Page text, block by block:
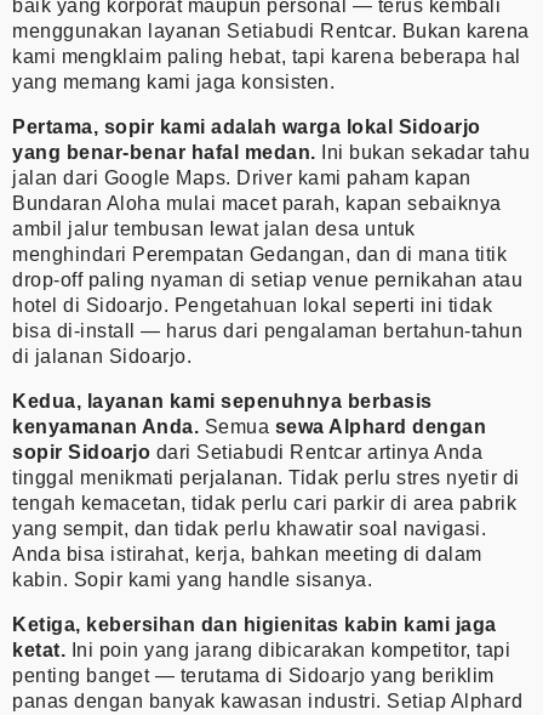
baik yang korporat maupun personal — terus kembali
menggunakan layanan Setiabudi Rentcar. Bukan karena
kami mengklaim paling hebat, tapi karena beberapa hal
yang memang kami jaga konsisten.
Pertama, sopir kami adalah warga lokal Sidoarjo
yang benar-benar hafal medan. Ini bukan sekadar tahu
jalan dari Google Maps. Driver kami paham kapan
Bundaran Aloha mulai macet parah, kapan sebaiknya
ambil jalur tembusan lewat jalan desa untuk
menghindari Perempatan Gedangan, dan di mana titik
drop-off paling nyaman di setiap venue pernikahan atau
hotel di Sidoarjo. Pengetahuan lokal seperti ini tidak
bisa di-install — harus dari pengalaman bertahun-tahun
di jalanan Sidoarjo.
Kedua, layanan kami sepenuhnya berbasis
kenyamanan Anda. Semua sewa Alphard dengan
sopir Sidoarjo dari Setiabudi Rentcar artinya Anda
tinggal menikmati perjalanan. Tidak perlu stres nyetir di
tengah kemacetan, tidak perlu cari parkir di area pabrik
yang sempit, dan tidak perlu khawatir soal navigasi.
Anda bisa istirahat, kerja, bahkan meeting di dalam
kabin. Sopir kami yang handle sisanya.
Ketiga, kebersihan dan higienitas kabin kami jaga
ketat. Ini poin yang jarang dibicarakan kompetitor, tapi
penting banget — terutama di Sidoarjo yang beriklim
panas dengan banyak kawasan industri. Setiap Alphard